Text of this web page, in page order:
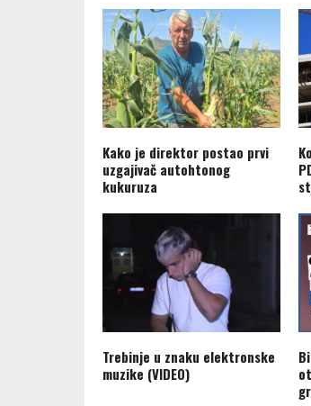
Kako je direktor postao prvi
uzgajivač autohtonog
kukuruza
Trebinje u znaku elektronske
muzike (VIDEO)